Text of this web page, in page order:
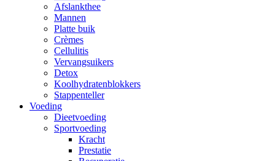
Afslankthee
Mannen
Platte buik
Crèmes
Cellulitis
Vervangsuikers
Detox
Koolhydratenblokkers
Stappenteller
Voeding
Dieetvoeding
Sportvoeding
Kracht
Prestatie